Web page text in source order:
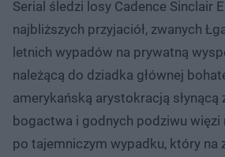
Serial śledzi losy Cadence Sinclair
najbliższych przyjaciół, zwanych
letnich wypadów na prywatną
należącą do dziadka głównej
amerykańską arystokracją słynącą
bogactwa i godnych podziwu więzi
po tajemniczym wypadku, który na